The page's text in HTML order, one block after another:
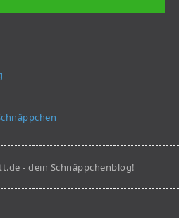
- dein Schnäppchenblog!